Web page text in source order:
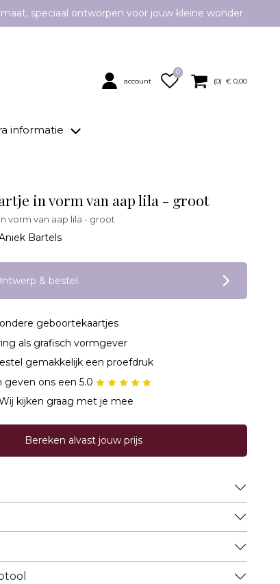
speciaal ontworpen voor jouw kleine wonder
account
0
(0) € 0,00
informatie
in vorm van aap lila - groot
vorm van aap lila - groot
Bartels
& bestel
geboortekaartjes
als grafisch vormgever
gemakkelijk een proefdruk
geven ons een 5.0
kijken graag met je mee
Bereken alvast jouw prijs